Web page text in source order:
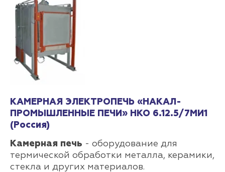
КАМЕРНАЯ ЭЛЕКТРОПЕЧЬ «НАКАЛ-
ПРОМЫШЛЕННЫЕ ПЕЧИ» НКО 6.12.5/7МИ1
(Россия)
Камерная печь - оборудование для
термической обработки металла, керамики,
стекла и других материалов.